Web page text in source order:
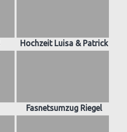
Hochzeit Luisa & Patrick
Fasnetsumzug Riegel